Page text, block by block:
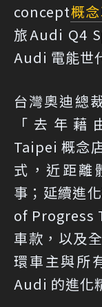
concept概
旅Audi Q4
Audi 電能世
台灣奧迪總
「去年藉
Taipei 概念
式，近距離
事；延續進
of Progress
車款，以及
環車主與所
Audi 的進化